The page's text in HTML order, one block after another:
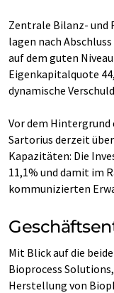
Zentrale Bilanz- und
lagen nach
auf dem guten
Eigenkapitalquote
dynamische
Vor dem
Sartorius derzeit
Kapazitäten: Die
11,1% und damit im
kommunizierten
Mit Blick auf die
Bioprocess
Herstellung von